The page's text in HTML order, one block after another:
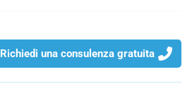
Richiedi una consulenza gratuita